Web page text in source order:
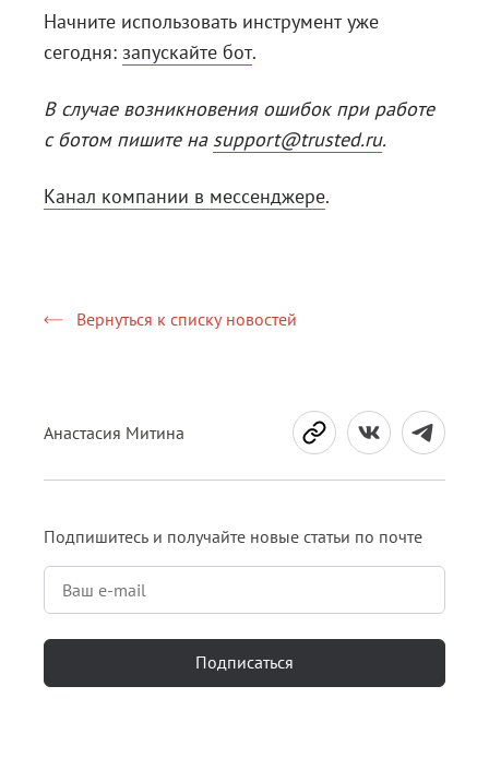
Начните использовать инструмент уже
сегодня: запускайте бот.
В случае возникновения ошибок при работе
с ботом пишите на support@trusted.ru.
Канал компании в мессенджере.
Вернуться к списку новостей
Анастасия Митина
Подпишитесь и получайте новые статьи по почте
Подписаться